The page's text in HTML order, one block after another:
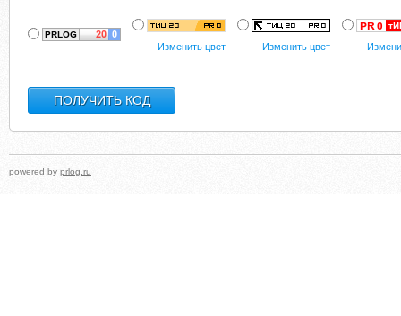
Изменить цвет Изменить цвет
powered by prlog.ru